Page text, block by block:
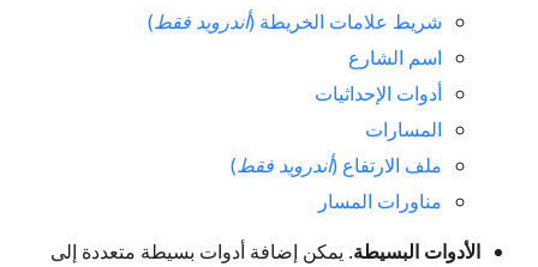
شريط علامات الخريطة (أندرويد فقط)
اسم الشارع
أدوات الإحداثيات
المسارات
ملف الارتفاع (أندرويد فقط)
مناورات المسار
الأدوات البسيطة. يمكن إضافة أدوات بسيطة متعددة إلى